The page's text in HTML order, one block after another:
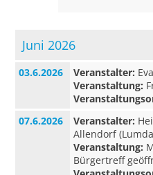
Juni 2026
03.6.2026 Veranstalter:
Veranstaltung:
07.6.2026
Veranstalter:
Allendorf
Veranstaltung:
Bürgertreff